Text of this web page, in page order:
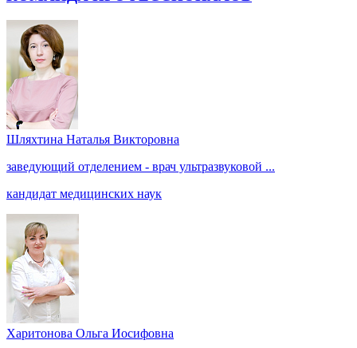
Шляхтина Наталья Викторовна
заведующий отделением - врач ультразвуковой ...
кандидат медицинских наук
Харитонова Ольга Иосифовна